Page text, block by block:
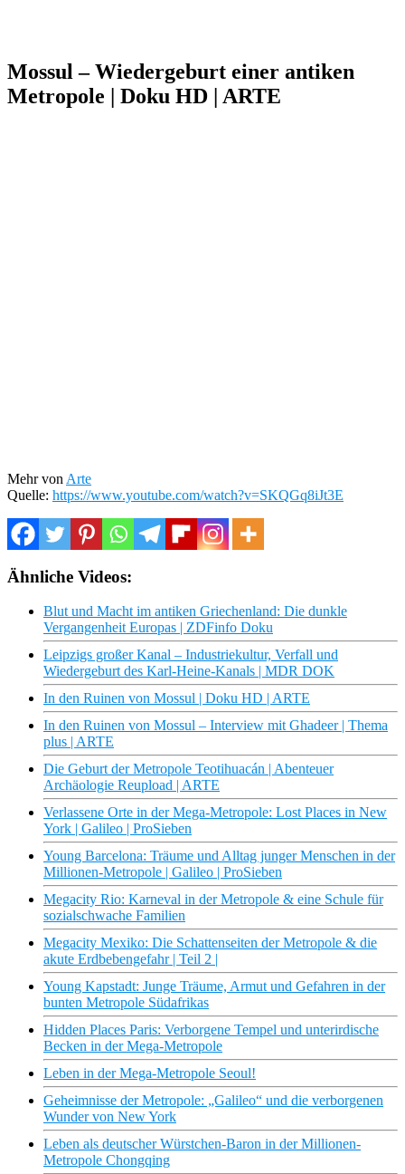
Mossul – Wiedergeburt einer antiken
Metropole | Doku HD | ARTE
Mehr von Arte
Quelle: https://www.youtube.com/watch?v=SKQGq8iJt3E
Ähnliche Videos:
Blut und Macht im antiken Griechenland: Die dunkle
Vergangenheit Europas | ZDFinfo Doku
Leipzigs großer Kanal – Industriekultur, Verfall und
Wiedergeburt des Karl‑Heine‑Kanals | MDR DOK
In den Ruinen von Mossul | Doku HD | ARTE
In den Ruinen von Mossul – Interview mit Ghadeer | Thema
plus | ARTE
Die Geburt der Metropole Teotihuacán | Abenteuer
Archäologie Reupload | ARTE
Verlassene Orte in der Mega-Metropole: Lost Places in New
York | Galileo | ProSieben
Young Barcelona: Träume und Alltag junger Menschen in der
Millionen-Metropole | Galileo | ProSieben
Megacity Rio: Karneval in der Metropole & eine Schule für
sozialschwache Familien
Megacity Mexiko: Die Schattenseiten der Metropole & die
akute Erdbebengefahr | Teil 2 |
Young Kapstadt: Junge Träume, Armut und Gefahren in der
bunten Metropole Südafrikas
Hidden Places Paris: Verborgene Tempel und unterirdische
Becken in der Mega-Metropole
Leben in der Mega-Metropole Seoul!
Geheimnisse der Metropole: „Galileo“ und die verborgenen
Wunder von New York
Leben als deutscher Würstchen-Baron in der Millionen-
Metropole Chongqing